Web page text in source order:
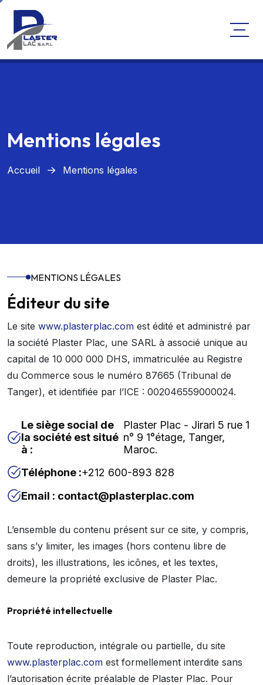
Mentions légales
Accueil Mentions légales
MENTIONS LÉGALES
Éditeur du site
Le site www.plasterplac.com est édité et administré par
la société Plaster Plac, une SARL à associé unique au
capital de 10 000 000 DHS, immatriculée au Registre
du Commerce sous le numéro 87665 (Tribunal de
Tanger), et identifiée par l’ICE : 002046559000024.
Le siège social de
la société est situé
à :
Plaster Plac - Jirari 5 rue 1
n° 9 1°étage, Tanger,
Maroc.
Téléphone :+212 600-893 828
Email : contact@plasterplac.com
L’ensemble du contenu présent sur ce site, y compris,
sans s’y limiter, les images (hors contenu libre de
droits), les illustrations, les icônes, et les textes,
demeure la propriété exclusive de Plaster Plac.
Propriété intellectuelle
Toute reproduction, intégrale ou partielle, du site
www.plasterplac.com est formellement interdite sans
l’autorisation écrite préalable de Plaster Plac. Pour